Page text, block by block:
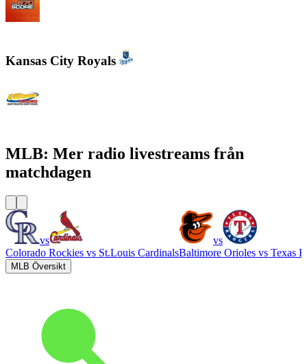
Kansas City Royals
MLB: Mer radio livestreams från
matchdagen
vs
Colorado Rockies vs St.Louis Cardinals
vs
Baltimore Orioles vs Texas
MLB Översikt